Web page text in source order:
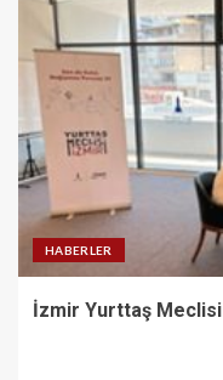
HABERLER
İzmir Yurttaş Meclisi